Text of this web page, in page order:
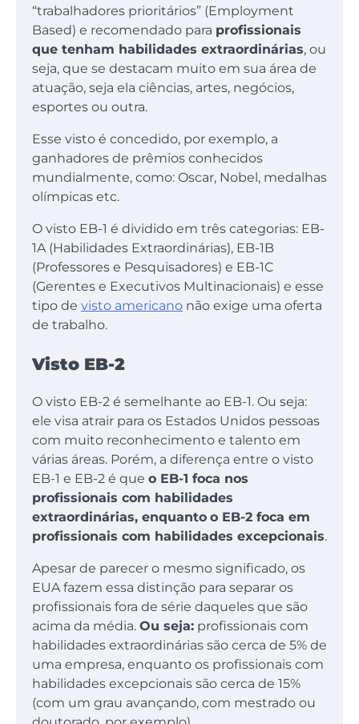
“trabalhadores prioritários” (Employment
Based) e recomendado para profissionais
que tenham habilidades extraordinárias, ou
seja, que se destacam muito em sua área de
atuação, seja ela ciências, artes, negócios,
esportes ou outra.
Esse visto é concedido, por exemplo, a
ganhadores de prêmios conhecidos
mundialmente, como: Oscar, Nobel, medalhas
olímpicas etc.
O visto EB-1 é dividido em três categorias: EB-
1A (Habilidades Extraordinárias), EB-1B
(Professores e Pesquisadores) e EB-1C
(Gerentes e Executivos Multinacionais) e esse
tipo de visto americano não exige uma oferta
de trabalho.
Visto EB-2
O visto EB-2 é semelhante ao EB-1. Ou seja:
ele visa atrair para os Estados Unidos pessoas
com muito reconhecimento e talento em
várias áreas. Porém, a diferença entre o visto
EB-1 e EB-2 é que o EB-1 foca nos
profissionais com habilidades
extraordinárias, enquanto o EB-2 foca em
profissionais com habilidades excepcionais.
Apesar de parecer o mesmo significado, os
EUA fazem essa distinção para separar os
profissionais fora de série daqueles que são
acima da média. Ou seja: profissionais com
habilidades extraordinárias são cerca de 5% de
uma empresa, enquanto os profissionais com
habilidades excepcionais são cerca de 15%
(com um grau avançando, com mestrado ou